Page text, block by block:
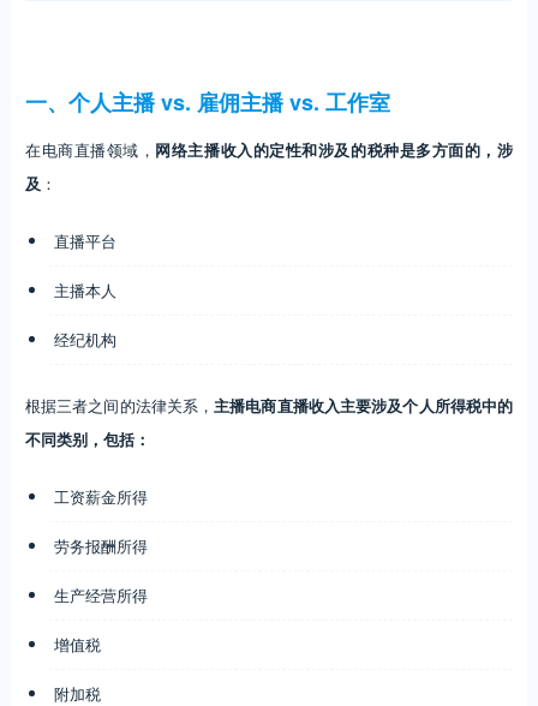
一、个人主播 vs. 雇佣主播 vs. 工作室
在电商直播领域， 网络主播收入的定性和涉及的税种是多方面的，涉
及 ：
直播平台
主播本人
经纪机构
根据三者之间的法律关系，主播电商直播收入主要涉及个人所得税中的
不同类别，包括：
工资薪金所得
劳务报酬所得
生产经营所得
增值税
附加税